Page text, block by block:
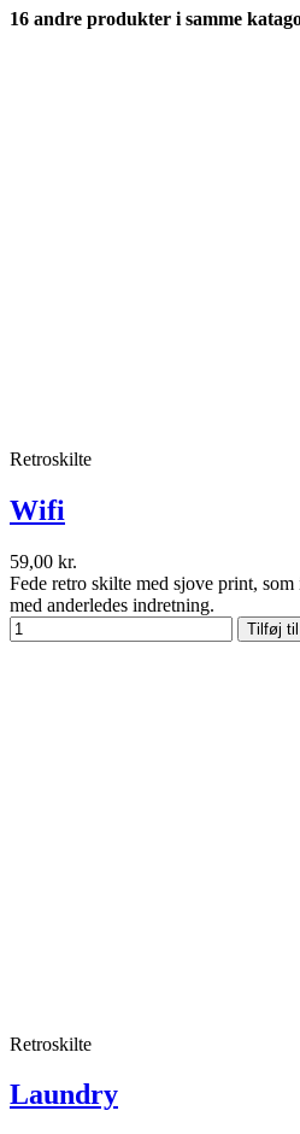
16 andre produkter i samme
Retroskilte
Wifi
59,00 kr.
Fede retro skilte med sjove print,
med anderledes indretning.
Tilføj
Retroskilte
Laundry